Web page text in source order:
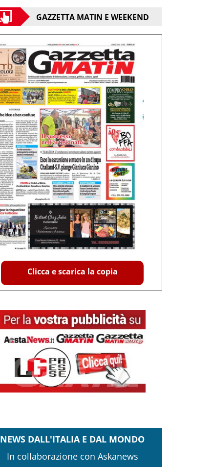
GAZZETTA MATIN E WEEKEND
Clicca e scarica la copia
NEWS DALL'ITALIA E DAL MONDO
In collaborazione con Askanews